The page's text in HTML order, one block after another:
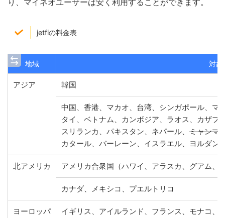
り、マイネオユーザーは安く利用することができます。
jetfiの料金表
地域 対象
アジア 韓国
中国、香港、マカオ、台湾、シンガポール、マ
タイ、ベトナム、カンボジア、ラオス、カザ
スリランカ、パキスタン、ネパール、 ミャンマ
カタール、バーレーン、イスラエル、ヨルダン
北アメリカ アメリカ合衆国（ハワイ、アラスカ、グアム、
カナダ、メキシコ、プエルトリコ
ヨーロッパ
イギリス、アイルランド、フランス、モナコ、